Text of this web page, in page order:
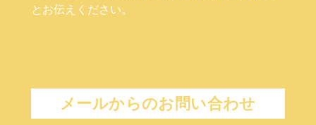
とお伝えください。
メールからのお問い合わせ